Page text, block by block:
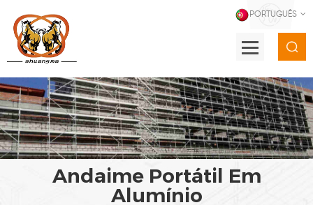
PORTUGUÊS
Andaime Portátil Em
Alumínio